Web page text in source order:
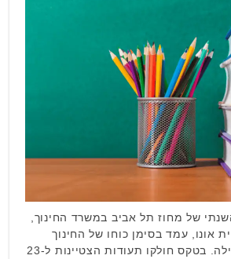
של מחוז תל אביב במשרד החינוך,
אונו, עמד בסימן כוחו של החינוך
לחבר בין אדם לקהילה. בטקס חולקו תעודות הצטיינות ל-23